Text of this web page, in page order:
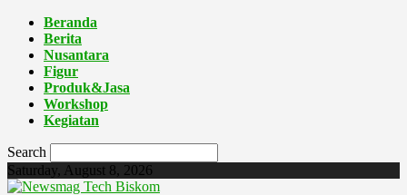
Beranda
Berita
Nusantara
Figur
Produk&Jasa
Workshop
Kegiatan
Search
Saturday, August 8, 2026
Biskom